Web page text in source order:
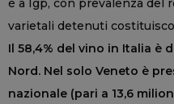
è a Igp, con prevalenza del
varietali detenuti
Il 58,4% del vino in Italia è
Nord. Nel solo Veneto è
nazionale (pari a 13,6